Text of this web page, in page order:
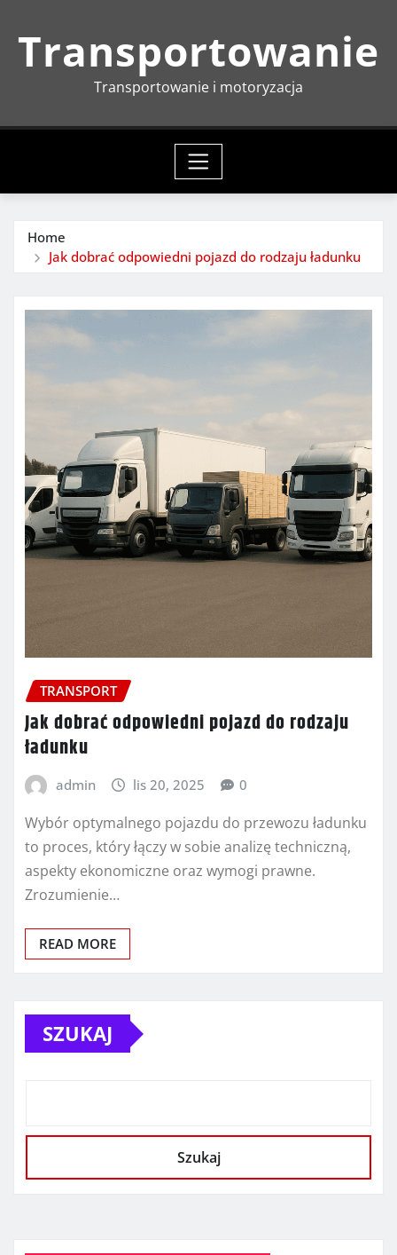
Transportowanie
Transportowanie i motoryzacja
Home
Jak dobrać odpowiedni pojazd do rodzaju ładunku
TRANSPORT
Jak dobrać odpowiedni pojazd do rodzaju
ładunku
admin lis 20, 2025 0
Wybór optymalnego pojazdu do przewozu ładunku
to proces, który łączy w sobie analizę techniczną,
aspekty ekonomiczne oraz wymogi prawne.
Zrozumienie…
READ MORE
SZUKAJ
Szukaj